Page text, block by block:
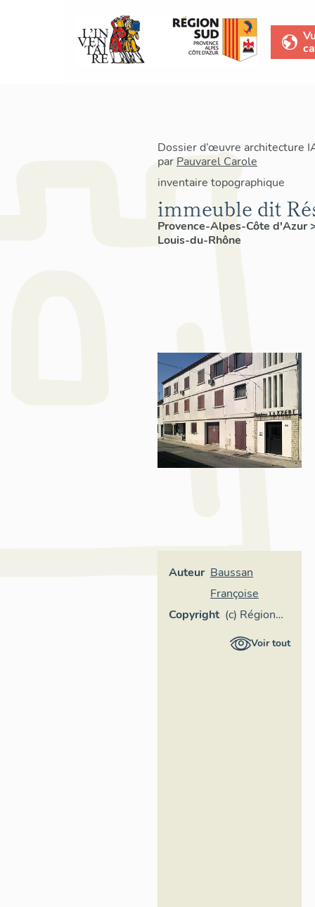
Dossier d’œuvre architecture
par Pauvarel Carole
inventaire topographique
immeuble dit
Provence-Alpes-Côte d'Azur
Louis-du-Rhône
Auteur Baussan
Françoise
Copyright (c) Région
Provence-Voir tout